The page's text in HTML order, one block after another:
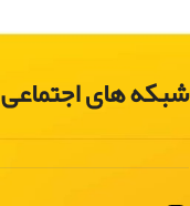
شبکه های اجتماعی